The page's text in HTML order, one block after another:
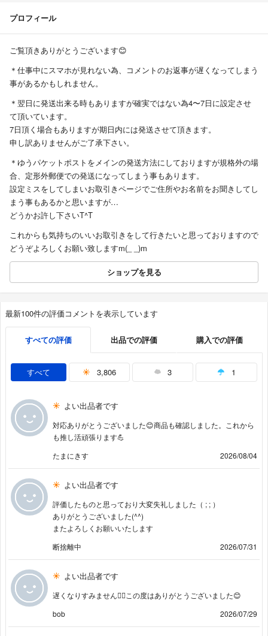
プロフィール
ご覧頂きありがとうございます😊
＊仕事中にスマホが見れない為、コメントのお返事が遅くなってしまう
事があるかもしれません。
＊翌日に発送出来る時もありますが確実ではない為4〜7日に設定させ
て頂いています。
7日頂く場合もありますが期日内には発送させて頂きます。
申し訳ありませんがご了承下さい。
＊ゆうパケットポストをメインの発送方法にしておりますが規格外の場
合、定形外郵便での発送になってしまう事もあります。
設定ミスをしてしまいお取引きページでご住所やお名前をお聞きしてし
まう事もあるかと思いますが…
どうかお許し下さいT^T
これからも気持ちのいいお取引きをして行きたいと思っておりますので
どうぞよろしくお願い致しますm(_ _)m
ショップを見る
最新100件の評価コメントを表示しています
すべての評価 出品での評価 購入での評価
すべて 3,806 3 1
よい出品者です
対応ありがとうございました😊商品も確認しました。これから
も推し活頑張ります💪
たまにきす
2026/08/04
よい出品者です
評価したものと思っており大変失礼しました（ ; ; ）
ありがとうございました(^^)
またよろしくお願いいたします
断捨離中
2026/07/31
よい出品者です
遅くなりすみません🙇‍♀️この度はありがとうございました😊
bob
2026/07/29